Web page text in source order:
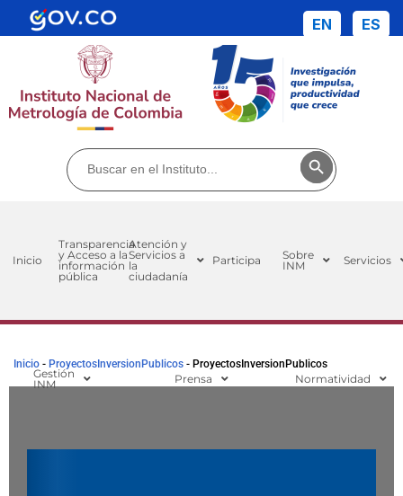
contenido
Buscar: Botón de
Inicio
Transparencia
y Acceso a la
información
pública
Atención y
Servicios a
la
ciudadanía
Participa
Sobre
INM
Servicios
Gestión
INM
Prensa Normatividad
Inicio - ProyectosInversionPublicos - ProyectosInversionPublicos
EN ES